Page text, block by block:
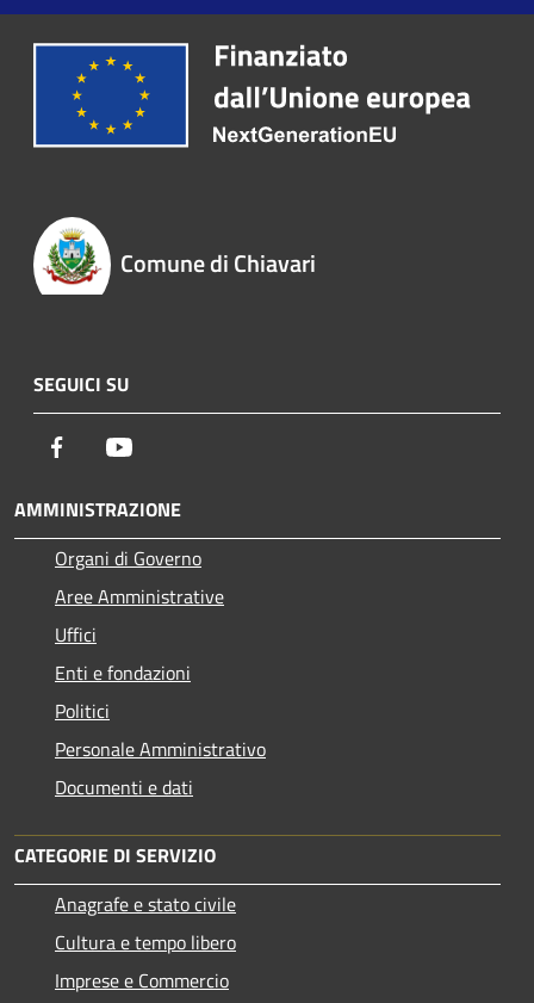
Comune di Chiavari
SEGUICI SU
Facebook
AMMINISTRAZIONE
Organi di Governo
Aree Amministrative
Uffici
Enti e fondazioni
Politici
Personale Amministrativo
Documenti e dati
CATEGORIE DI SERVIZIO
Anagrafe e stato civile
Cultura e tempo libero
Imprese e Commercio